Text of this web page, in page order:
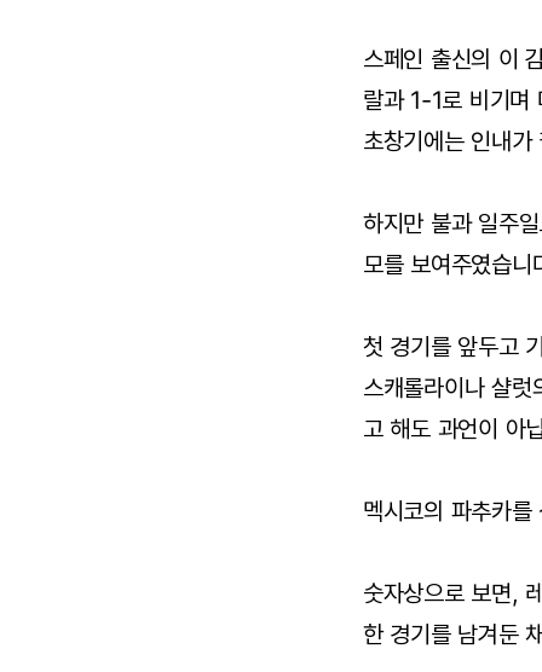
스페인 출신의 이
랄과 1-1로 비기며
초창기에는 인내
하지만 불과 일주
모를 보여주였습니
첫 경기를 앞두고
스캐롤라이나 샬
고 해도 과언이 아
멕시코의 파추카
숫자상으로 보면,
한 경기를 남겨둔